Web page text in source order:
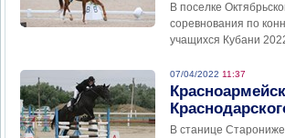
В поселке
соревнования по
учащихся Кубани
07/04/2022 11:37
В станице